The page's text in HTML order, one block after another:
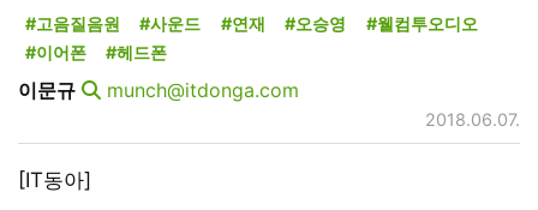
#고음질음원 #사운드 #연재 #오승영
#웰컴투오디오
#이어폰
#헤드폰
이문규 munch@itdonga.com
2018.06.07.
[IT동아]